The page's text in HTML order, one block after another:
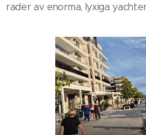
rader av enorma, lyxiga